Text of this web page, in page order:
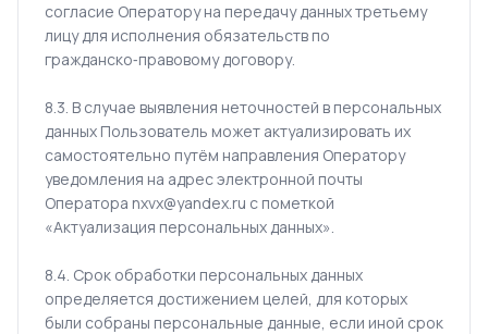
согласие Оператору на передачу данных третьему
лицу для исполнения обязательств по
гражданско‑правовому договору.
8.3. В случае выявления неточностей в персональных
данных Пользователь может актуализировать их
самостоятельно путём направления Оператору
уведомления на адрес электронной почты
Оператора nxvx@yandex.ru с пометкой
«Актуализация персональных данных».
8.4. Срок обработки персональных данных
определяется достижением целей, для которых
были собраны персональные данные, если иной срок